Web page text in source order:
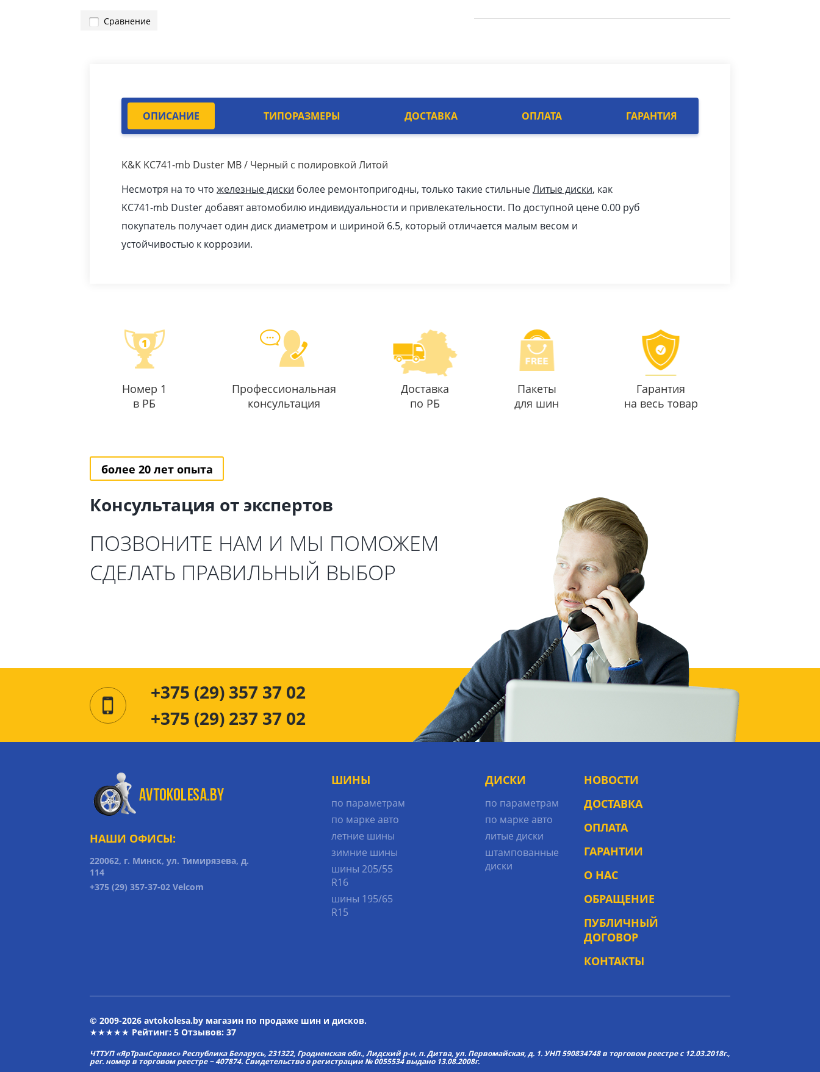
Сравнение
ОПИСАНИЕ ТИПОРАЗМЕРЫ ДОСТАВКА ОПЛАТА ГАРАНТИЯ
K&K KC741-mb Duster MB / Черный с полировкой Литой
Несмотря на то что железные диски более ремонтопригодны, только такие стильныеЛитые диски, как
KC741-mb Duster добавят автомобилю индивидуальности и привлекательности. По доступной цене 0.00 pуб
покупатель получает один диск диаметром и шириной 6.5, который отличается малым весом и
устойчивостью к коррозии.
Номер 1
в РБ
Профессиональная
консультация
Доставка
по РБ
Пакеты
для шин
Гарантия
на весь товар
более 20 лет опыта
Консультация от экспертов
ПОЗВОНИТЕ НАМ И МЫ ПОМОЖЕМ
СДЕЛАТЬ ПРАВИЛЬНЫЙ ВЫБОР
+375 (29) 357 37 02
+375 (29) 237 37 02
НАШИ ОФИСЫ:
220062, г. Минск, ул. Тимирязева, д.
114
+375 (29) 357-37-02 Velcom
ШИНЫ
по параметрам
по марке авто
летние шины
зимние шины
шины 205/55
R16
шины 195/65
R15
ДИСКИ
по параметрам
по марке авто
литые диски
штампованные
диски
НОВОСТИ
ДОСТАВКА
ОПЛАТА
ГАРАНТИИ
О НАС
ОБРАЩЕНИЕ
ПУБЛИЧНЫЙ
ДОГОВОР
КОНТАКТЫ
© 2009-2026 avtokolesa.by магазин по продаже шин и дисков.
★★★★★ Рейтинг: 5 Отзывов: 37
ЧТТУП «ЯрТранСервис» Республика Беларусь, 231322, Гродненская обл., Лидский р-н, п. Дитва, ул. Первомайская, д. 1. УНП 590834748 в торговом реестре с 12.03.2018г.,
рег. номер в торговом реестре − 407874. Свидетельство о регистрации № 0055534 выдано 13.08.2008г.